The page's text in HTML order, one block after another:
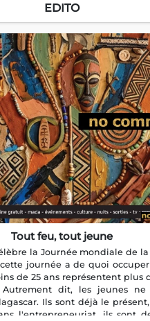
EDITO
Tout feu, tout jeune
la Journée mondiale de
cette journée a de quoi
de 25 ans représentent plus
dit, les jeunes ne
Ils sont déjà le
l'entrepreneuriat, ils sont